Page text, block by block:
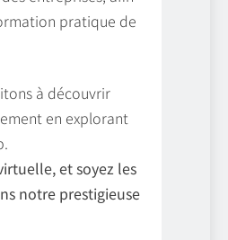
pratique de
à découvrir
en explorant
et soyez les
notre prestigieuse